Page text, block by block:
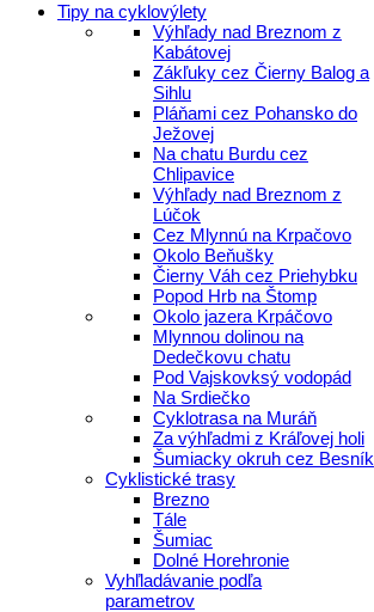
Tipy na cyklovýlety
Výhľady nad Breznom z
Kabátovej
Zákľuky cez Čierny Balog a
Sihlu
Pláňami cez Pohansko do
Ježovej
Na chatu Burdu cez
Chlipavice
Výhľady nad Breznom z
Lúčok
Cez Mlynnú na Krpačovo
Okolo Beňušky
Čierny Váh cez Priehybku
Popod Hrb na Štomp
Okolo jazera Krpáčovo
Mlynnou dolinou na
Dedečkovu chatu
Pod Vajskovksý vodopád
Na Srdiečko
Cyklotrasa na Muráň
Za výhľadmi z Kráľovej holi
Šumiacky okruh cez Besník
Cyklistické trasy
Brezno
Tále
Šumiac
Dolné Horehronie
Vyhľladávanie podľa
parametrov